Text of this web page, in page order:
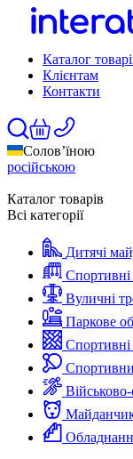
Каталог
Клієнтам
Контакти
Солов’їною
російською
Каталог товарів
Всі категорії
Дитячі
Вуличні
Паркове